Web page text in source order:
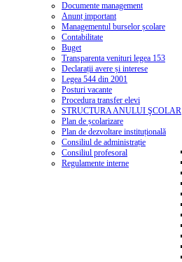
Documente management
Anunț important
Managementul burselor școlare
Contabilitate
Buget
Transparenta venituri legea 153
Declarații avere și interese
Legea 544 din 2001
Posturi vacante
Procedura transfer elevi
STRUCTURA ANULUI ŞCOLAR
Plan de școlarizare
Plan de dezvoltare instituțională
Consiliul de administrație
Consiliul profesoral
Regulamente interne